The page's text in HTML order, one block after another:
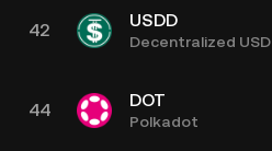
42 USDD
Decentralized USD
44 DOT
Polkadot